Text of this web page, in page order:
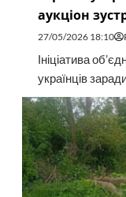
аукціон
27/05/2026 18:10
Ініціатива
українців